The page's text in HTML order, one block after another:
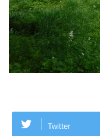
Twitter